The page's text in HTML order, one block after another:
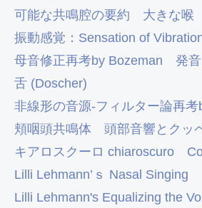
可能な共鳴腔の要約
大きな喉
振動感覚：Sensation of
母音修正再考by Bozeman
発
舌 (Doscher)
非線形の音源-フィルター論再考
頬咽頭共鳴体
頭部音響とクッ
キアロスクーロ chiaroscuro
Lilli Lehmann’ｓ Nasal Singing
Lilli Lehmann's Equalizing the